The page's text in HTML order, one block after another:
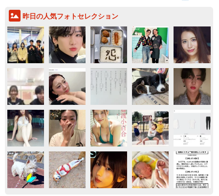
昨日の人気フォトセレクション